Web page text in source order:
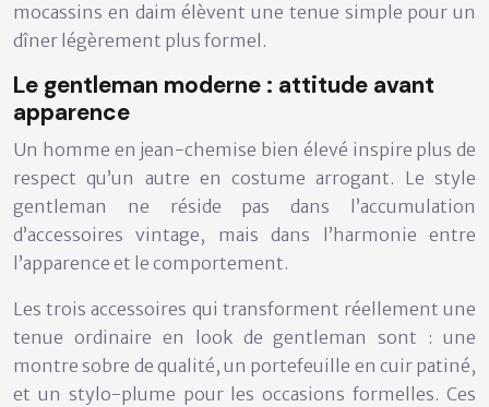
mocassins en daim élèvent une tenue simple pour un
dîner légèrement plus formel.
Le gentleman moderne : attitude avant
apparence
Un homme en jean-chemise bien élevé inspire plus de
respect qu’un autre en costume arrogant. Le style
gentleman ne réside pas dans l’accumulation
d’accessoires vintage, mais dans l’harmonie entre
l’apparence et le comportement.
Les trois accessoires qui transforment réellement une
tenue ordinaire en look de gentleman sont : une
montre sobre de qualité, un portefeuille en cuir patiné,
et un stylo-plume pour les occasions formelles. Ces